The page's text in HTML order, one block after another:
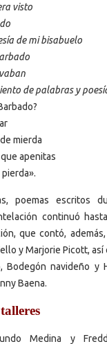
visto
de mi bisabuelo
de palabras y
mierda
apenitas
poemas escritos
continuó
que contó,
y Marjorie Picott, así
Bodegón navideño y
Baena.
Medina y